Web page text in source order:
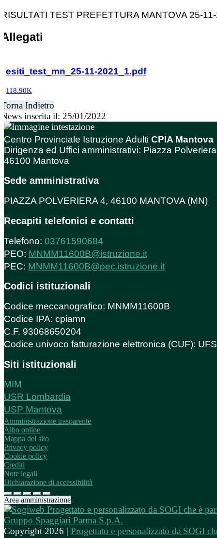
RISULTATI TEST PREFETTURA MANTOVA 25-
Allegati
esiti_test_mn_25-11-2021_1.pdf
118.90K
Torna Indietro
News inserita il: 25/01/2022
Centro Provinciale Istruzione Adulti CPIA Mantova
Dirigenza ed Uffici amministrativi: Piazza
46100 Mantova
Sede amministrativa
PIAZZA POLVERIERA 4, 46100 MANTOVA (MN)
Recapiti telefonici e contatti
Telefono: 03761590684
PEO: MNMM11600B@istruzione.it
PEC: MNMM11600B@pec.istruzione.it
Codici istituzionali
Codice meccanografico: MNMM11600B
Codice IPA: cpiamn
C.F. 93068650204
Codice univoco fatturazione elettronica (CUF):
Siti istituzionali
MIM
USR Lombardia
USP Mantova
Amministrazione trasparente
Albo online
Mappa del sito
Privacy policy
Cookie policy
Crediti
Note legali
Dichiarazione di accessibilità
Area amministrazione
Copyright 2026 | Progettato e personalizzato da SOGI